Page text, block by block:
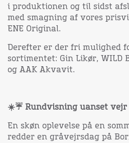
i produktionen og til sidst
med smagning af vores
ENE Original.
Derefter er der fri mulighed
sortimentet: Gin Likør, WILD
og AAK Akvavit.
☀️☔️ Rundvisning uanset vejr
En skøn oplevelse på en
redder en gråvejrsdag på